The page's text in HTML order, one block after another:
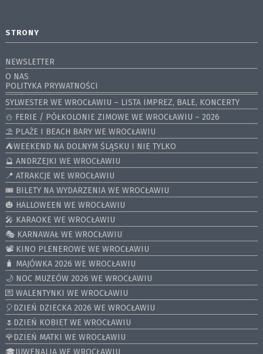
STRONY
NEWSLETTER
O NAS
POLITYKA PRYWATNOŚCI
SYLWESTER WE WROCŁAWIU – LISTA IMPREZ, BALE, KONCERTY
⛄️ FERIE / PÓŁKOLONIE ZIMOWE WE WROCŁAWIU – 2026
⛱️ PLAŻE I BEACH BARY WE WROCŁAWIU
⛺️WEEKEND NA DOLNYM ŚLĄSKU I NIE TYLKO
🔮 ANDRZEJKI WE WROCŁAWIU
📍 ATRAKCJE WE WROCŁAWIU
🎟️ BILETY NA WYDARZENIA WE WROCŁAWIU
🎃 HALLOWEEN WE WROCŁAWIU
🎤 KARAOKE WE WROCŁAWIU
🎭 KARNAWAŁ WE WROCŁAWIU
📽️ KINO PLENEROWE WE WROCŁAWIU
🧳 MAJÓWKA 2026 WE WROCŁAWIU
🌙 NOC MUZEÓW 2026 WE WROCŁAWIU
💌 WALENTYNKI WE WROCŁAWIU
🎈DZIEŃ DZIECKA 2026 WE WROCŁAWIU
🌷DZIEŃ KOBIET WE WROCŁAWIU
🌹DZIEŃ MATKI WE WROCŁAWIU
🎓JUWENALIA WE WROCŁAWIU